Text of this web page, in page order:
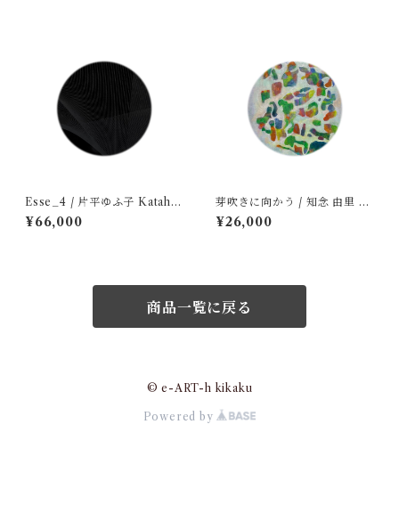
Esse_4 / 片平ゆふ子 Katahir
a Yufuko
¥66,000
芽吹きに向かう / 知念 由里 C
hinen Yuri
¥26,000
商品一覧に戻る
© e-ART-h kikaku
Powered by